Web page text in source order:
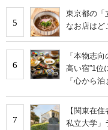
5
東京都の「
なお店はど
6
「本物志
高い宿”1位
「心から
7
【関東在
私立大学